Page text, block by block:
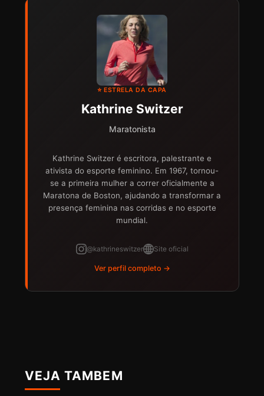
⭐ ESTRELA DA CAPA
Kathrine Switzer
Maratonista
Kathrine Switzer é escritora, palestrante e
ativista do esporte feminino. Em 1967, tornou-
se a primeira mulher a correr oficialmente a
Maratona de Boston, ajudando a transformar a
presença feminina nas corridas e no esporte
mundial.
@kathrineswitzer Site oficial
Ver perfil completo →
VEJA TAMBEM